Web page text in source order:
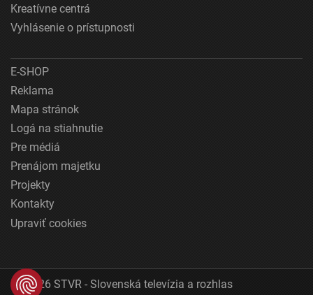
Kreatívne centrá
Vyhlásenie o prístupnosti
E-SHOP
Reklama
Mapa stránok
Logá na stiahnutie
Pre médiá
Prenájom majetku
Projekty
Kontakty
Upraviť cookies
© 2026 STVR - Slovenská televízia a rozhlas